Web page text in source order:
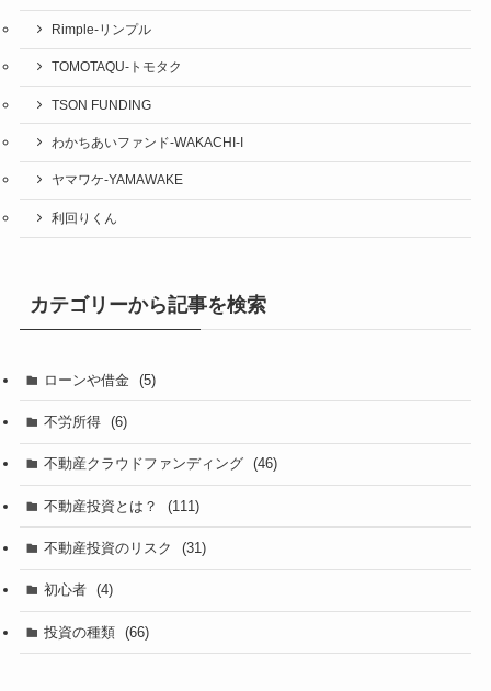
Rimple-リンプル
TOMOTAQU-トモタク
TSON FUNDING
わかちあいファンド-WAKACHI-I
ヤマワケ-YAMAWAKE
利回りくん
カテゴリーから記事を検索
ローンや借金 (5)
不労所得 (6)
不動産クラウドファンディング (46)
不動産投資とは？ (111)
不動産投資のリスク (31)
初心者 (4)
投資の種類 (66)